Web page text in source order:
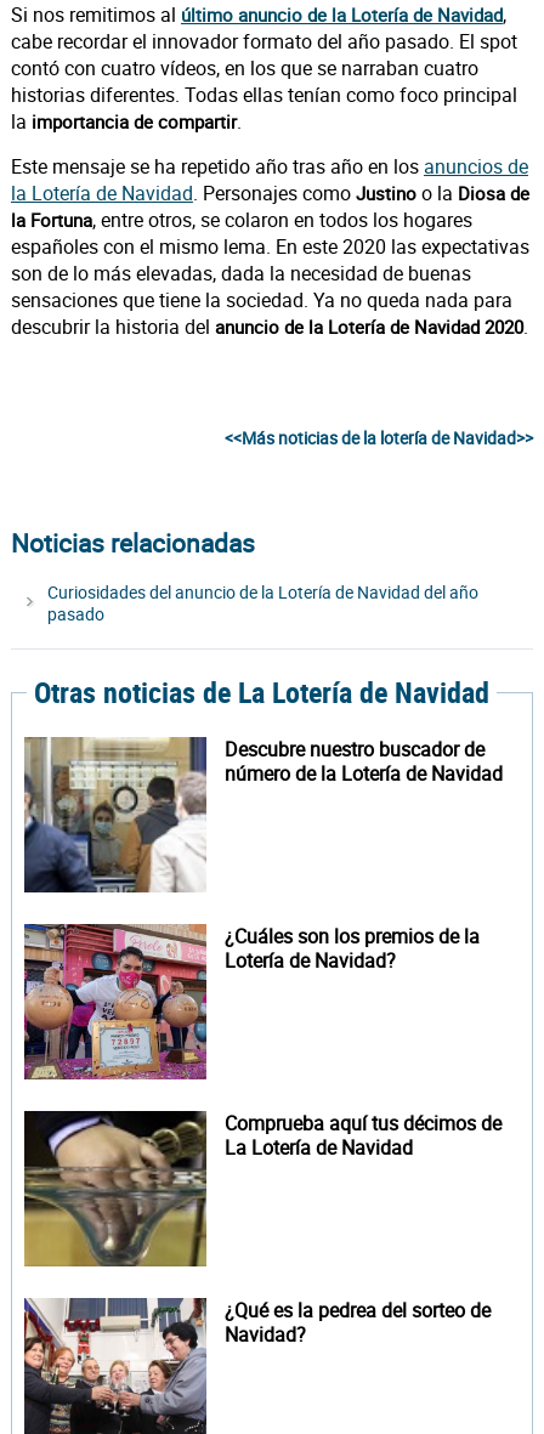
Si nos remitimos al último anuncio de la Lotería de Navidad,
cabe recordar el innovador formato del año pasado. El spot
contó con cuatro vídeos, en los que se narraban cuatro
historias diferentes. Todas ellas tenían como foco principal
la importancia de compartir.
Este mensaje se ha repetido año tras año en los anuncios de
la Lotería de Navidad. Personajes como Justinoo la Diosa de
la Fortuna, entre otros, se colaron en todos los hogares
españoles con el mismo lema. En este 2020 las expectativas
son de lo más elevadas, dada la necesidad de buenas
sensaciones que tiene la sociedad. Ya no queda nada para
descubrir la historia del anuncio de la Lotería de Navidad 2020.
<<Más noticias de la lotería de Navidad>>
Noticias relacionadas
Curiosidades del anuncio de la Lotería de Navidad del año
pasado
Otras noticias de La Lotería de Navidad
Descubre nuestro buscador de
número de la Lotería de Navidad
¿Cuáles son los premios de la
Lotería de Navidad?
Comprueba aquí tus décimos de
La Lotería de Navidad
¿Qué es la pedrea del sorteo de
Navidad?